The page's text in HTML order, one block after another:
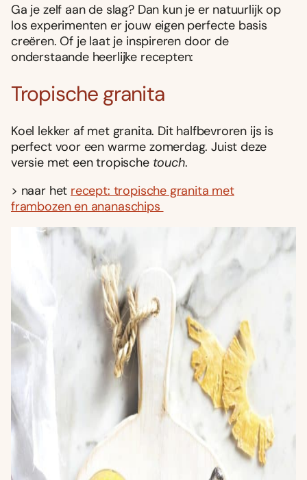
Ga je zelf aan de slag? Dan kun je er natuurlijk op
los experimenten er jouw eigen perfecte basis
creëren. Of je laat je inspireren door de
onderstaande heerlijke recepten:
Tropische granita
Koel lekker af met granita. Dit halfbevroren ijs is
perfect voor een warme zomerdag. Juist deze
versie met een tropische touch.
> naar het recept: tropische granita met
frambozen en ananaschips